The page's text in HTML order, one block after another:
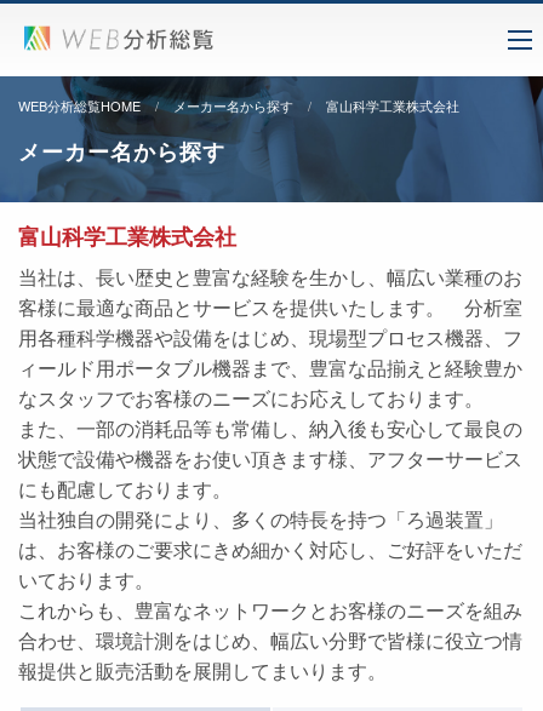
WEB分析総覧HOME メーカー名から探す 富山科学工業株式会社
メーカー名から探す
富山科学工業株式会社
当社は、長い歴史と豊富な経験を生かし、幅広い業種のお
客様に最適な商品とサービスを提供いたします。 分析室
用各種科学機器や設備をはじめ、現場型プロセス機器、フ
ィールド用ポータブル機器まで、豊富な品揃えと経験豊か
なスタッフでお客様のニーズにお応えしております。
また、一部の消耗品等も常備し、納入後も安心して最良の
状態で設備や機器をお使い頂きます様、アフターサービス
にも配慮しております。
当社独自の開発により、多くの特長を持つ「ろ過装置」
は、お客様のご要求にきめ細かく対応し、ご好評をいただ
いております。
これからも、豊富なネットワークとお客様のニーズを組み
合わせ、環境計測をはじめ、幅広い分野で皆様に役立つ情
報提供と販売活動を展開してまいります。